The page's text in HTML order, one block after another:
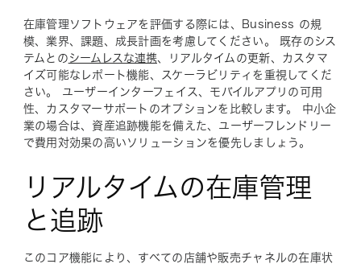
在庫管理ソフトウェアを評価する際には、Business の規
模、業界、課題、成長計画を考慮してください。 既存のシス
テムとの シームレスな連携、リアルタイムの更新、カスタマ
イズ可能なレポート機能、スケーラビリティを重視してくだ
さい。 ユーザーインターフェイス、モバイルアプリの可用
性、カスタマーサポートのオプションを比較します。 中小企
業の場合は、資産追跡機能を備えた、ユーザーフレンドリー
で費用対効果の高いソリューションを優先しましょう。
リアルタイムの在庫管理
と追跡
このコア機能により、すべての店舗や販売チャネルの在庫状